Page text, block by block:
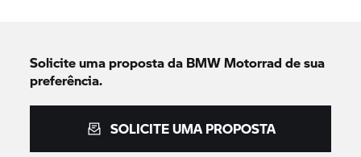
Solicite uma proposta da BMW Motorrad de sua
preferência.
SOLICITE UMA PROPOSTA